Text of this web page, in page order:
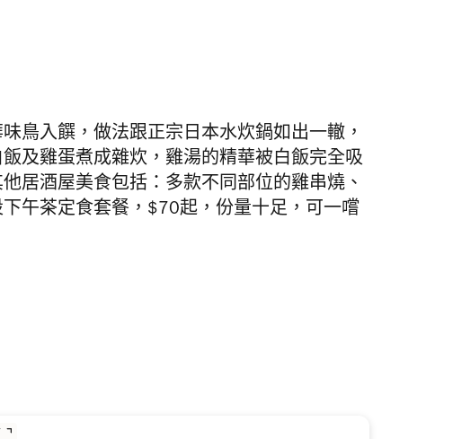
鳥入饌，做法跟正宗日本水炊鍋如出一轍，
及雞蛋煮成雜炊，雞湯的精華被白飯完全吸
居酒屋美食包括：多款不同部位的雞串燒、
午茶定食套餐，$70起，份量十足，可一嚐